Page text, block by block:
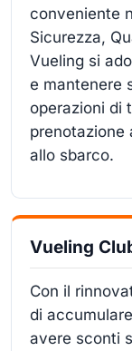
conveniente
Sicurezza,
Vueling si
e mantenere
operazioni di
prenotazione
allo sbarco.
Vueling
Con il
di
avere sconti